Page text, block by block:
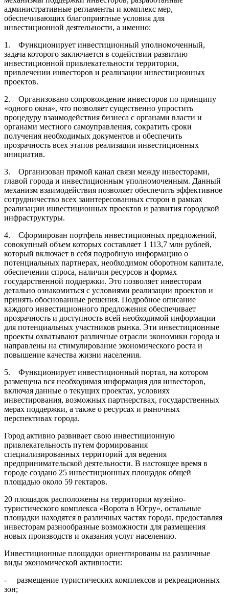
административные регламенты и комплекс мер,
обеспечивающих благоприятные условия для
инвестиционной деятельности, а именно:
1. Функционирует инвестиционный уполномоченный,
задача которого заключается в содействии развитию
инвестиционной привлекательности территории,
привлечении инвесторов и реализации инвестиционных
проектов.
2. Организовано сопровождение инвесторов по принципу
«одного окна», что позволяет существенно упростить
процедуру взаимодействия бизнеса с органами власти и
органами местного самоуправления, сократить сроки
получения необходимых документов и обеспечить
прозрачность всех этапов реализации инвестиционных
инициатив.
3. Организован прямой канал связи между инвесторами,
главой города и инвестиционным уполномоченным. Данный
механизм взаимодействия позволяет обеспечить эффективное
сотрудничество всех заинтересованных сторон в рамках
реализации инвестиционных проектов и развития городской
инфраструктуры.
4. Сформирован портфель инвестиционных предложений,
совокупный объем которых составляет 1 113,7 млн рублей,
который включает в себя подробную информацию о
потенциальных партнерах, необходимом оборотном капитале,
обеспечении спроса, наличии ресурсов и формах
государственной поддержки. Это позволяет инвесторам
детально ознакомиться с условиями реализации проектов и
принять обоснованные решения. Подробное описание
каждого инвестиционного предложения обеспечивает
прозрачность и доступность всей необходимой информации
для потенциальных участников рынка. Эти инвестиционные
проекты охватывают различные отрасли экономики города и
направлены на стимулирование экономического роста и
повышение качества жизни населения.
5. Функционирует инвестиционный портал, на котором
размещена вся необходимая информация для инвесторов,
включая данные о текущих проектах, условиях
инвестирования, возможных партнерствах, государственных
мерах поддержки, а также о ресурсах и рыночных
перспективах города.
Город активно развивает свою инвестиционную
привлекательность путем формирования
специализированных территорий для ведения
предпринимательской деятельности. В настоящее время в
городе создано 25 инвестиционных площадок общей
площадью около 59 гектаров.
20 площадок расположены на территории музейно-
туристического комплекса «Ворота в Югру», остальные
площадки находятся в различных частях города, предоставляя
инвесторам разнообразные возможности для размещения
новых производств и оказания услуг населению.
Инвестиционные площадки ориентированы на различные
виды экономической активности:
- размещение туристических комплексов и рекреационных
зон;